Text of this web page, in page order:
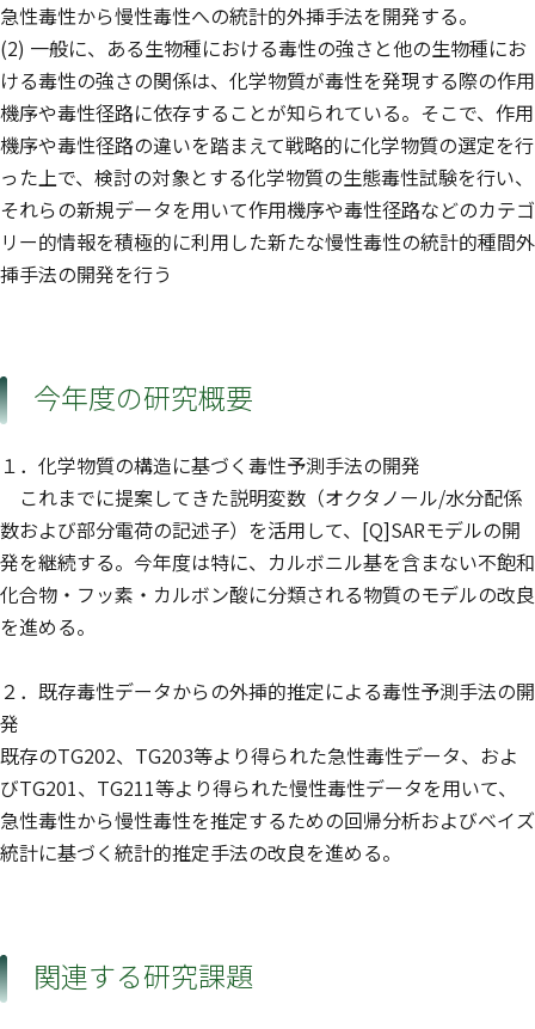
急性毒性から慢性毒性への統計的外挿手法を開発する。
(2) 一般に、ある生物種における毒性の強さと他の生物種にお
ける毒性の強さの関係は、化学物質が毒性を発現する際の作用
機序や毒性径路に依存することが知られている。そこで、作用
機序や毒性径路の違いを踏まえて戦略的に化学物質の選定を行
った上で、検討の対象とする化学物質の生態毒性試験を行い、
それらの新規データを用いて作用機序や毒性径路などのカテゴ
リー的情報を積極的に利用した新たな慢性毒性の統計的種間外
挿手法の開発を行う
今年度の研究概要
１．化学物質の構造に基づく毒性予測手法の開発
これまでに提案してきた説明変数（オクタノール/水分配係
数および部分電荷の記述子）を活用して、[Q]SARモデルの開
発を継続する。今年度は特に、カルボニル基を含まない不飽和
化合物・フッ素・カルボン酸に分類される物質のモデルの改良
を進める。
２．既存毒性データからの外挿的推定による毒性予測手法の開
発
既存のTG202、TG203等より得られた急性毒性データ、およ
びTG201、TG211等より得られた慢性毒性データを用いて、
急性毒性から慢性毒性を推定するための回帰分析およびベイズ
統計に基づく統計的推定手法の改良を進める。
関連する研究課題